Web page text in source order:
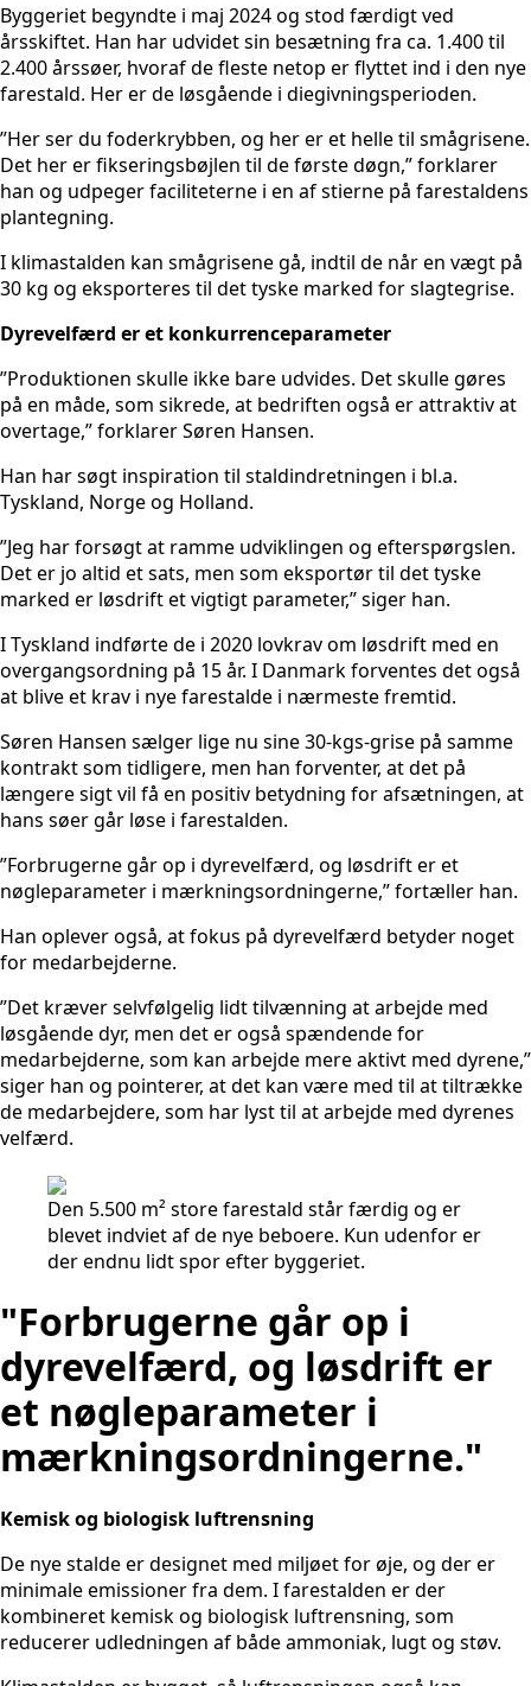
Byggeriet begyndte i maj 2024 og stod færdigt ved
årsskiftet. Han har udvidet sin besætning fra ca. 1.400 til
2.400 årssøer, hvoraf de fleste netop er flyttet ind i den nye
farestald. Her er de løsgående i diegivningsperioden.
”Her ser du foderkrybben, og her er et helle til smågrisene.
Det her er fikseringsbøjlen til de første døgn,” forklarer
han og udpeger faciliteterne i en af stierne på farestaldens
plantegning.
I klimastalden kan smågrisene gå, indtil de når en vægt på
30 kg og eksporteres til det tyske marked for slagtegrise.
Dyrevelfærd er et konkurrenceparameter
”Produktionen skulle ikke bare udvides. Det skulle gøres
på en måde, som sikrede, at bedriften også er attraktiv at
overtage,” forklarer Søren Hansen.
Han har søgt inspiration til staldindretningen i bl.a.
Tyskland, Norge og Holland.
”Jeg har forsøgt at ramme udviklingen og efterspørgslen.
Det er jo altid et sats, men som eksportør til det tyske
marked er løsdrift et vigtigt parameter,” siger han.
I Tyskland indførte de i 2020 lovkrav om løsdrift med en
overgangsordning på 15 år. I Danmark forventes det også
at blive et krav i nye farestalde i nærmeste fremtid.
Søren Hansen sælger lige nu sine 30-kgs-grise på samme
kontrakt som tidligere, men han forventer, at det på
længere sigt vil få en positiv betydning for afsætningen, at
hans søer går løse i farestalden.
”Forbrugerne går op i dyrevelfærd, og løsdrift er et
nøgleparameter i mærkningsordningerne,” fortæller han.
Han oplever også, at fokus på dyrevelfærd betyder noget
for medarbejderne.
”Det kræver selvfølgelig lidt tilvænning at arbejde med
løsgående dyr, men det er også spændende for
medarbejderne, som kan arbejde mere aktivt med dyrene,”
siger han og pointerer, at det kan være med til at tiltrække
de medarbejdere, som har lyst til at arbejde med dyrenes
velfærd.
Den 5.500 m² store farestald står færdig og er
blevet indviet af de nye beboere. Kun udenfor er
der endnu lidt spor efter byggeriet.
"Forbrugerne går op i
dyrevelfærd, og løsdrift er
et nøgleparameter i
mærkningsordningerne."
Kemisk og biologisk luftrensning
De nye stalde er designet med miljøet for øje, og der er
minimale emissioner fra dem. I farestalden er der
kombineret kemisk og biologisk luftrensning, som
reducerer udledningen af både ammoniak, lugt og støv.